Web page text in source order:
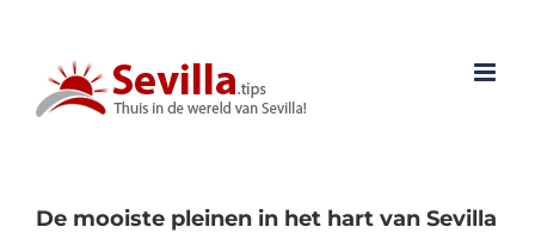
inhoud
De mooiste pleinen in het hart van Sevilla